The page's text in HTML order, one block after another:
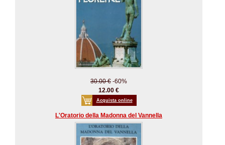
30.00 € -60%
12.00 €
Acquista online
L'Oratorio della Madonna del Vannella